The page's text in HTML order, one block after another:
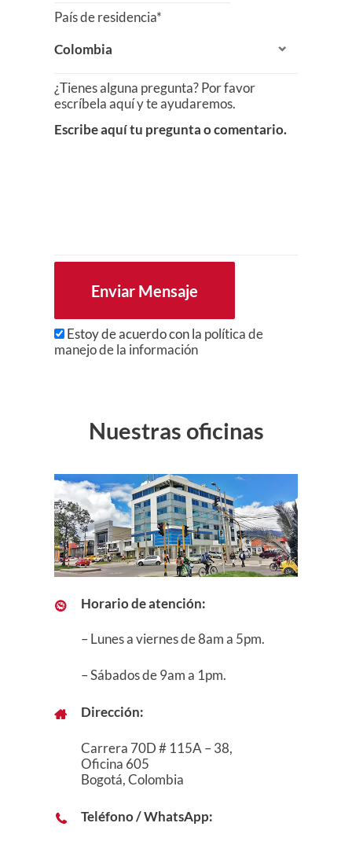
País de residencia*
¿Tienes alguna pregunta? Por favor
escríbela aquí y te ayudaremos.
Estoy de acuerdo con la política de
manejo de la información
Nuestras oficinas
Horario de atención:
– Lunes a viernes de 8am a 5pm.
– Sábados de 9am a 1pm.
Dirección:
Carrera 70D # 115A – 38,
Oficina 605
Bogotá, Colombia
Teléfono / WhatsApp: